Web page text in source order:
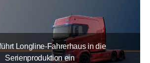
Longline-Fahrerhaus in die
Serienproduktion ein